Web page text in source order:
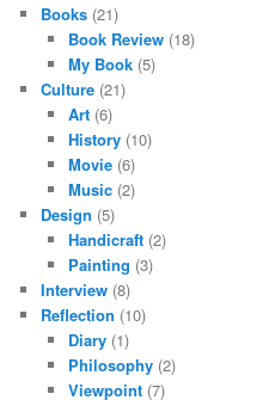
Books (21)
Book Review(18)
My Book(5)
Culture (21)
Art(6)
History(10)
Movie(6)
Music(2)
Design (5)
Handicraft(2)
Painting (3)
Interview (8)
Reflection (10)
Diary(1)
Philosophy(2)
Viewpoint(7)